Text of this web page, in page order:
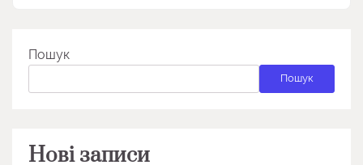
Пошук
Пошук
Нові записи